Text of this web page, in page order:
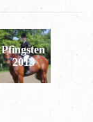
Pfingsten
2013